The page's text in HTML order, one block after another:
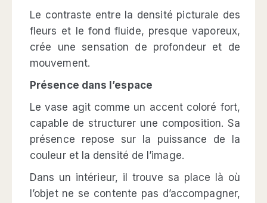
Le contraste entre la densité picturale des
fleurs et le fond fluide, presque vaporeux,
crée une sensation de profondeur et de
mouvement.
Présence dans l’espace
Le vase agit comme un accent coloré fort,
capable de structurer une composition. Sa
présence repose sur la puissance de la
couleur et la densité de l’image.
Dans un intérieur, il trouve sa place là où
l’objet ne se contente pas d’accompagner,